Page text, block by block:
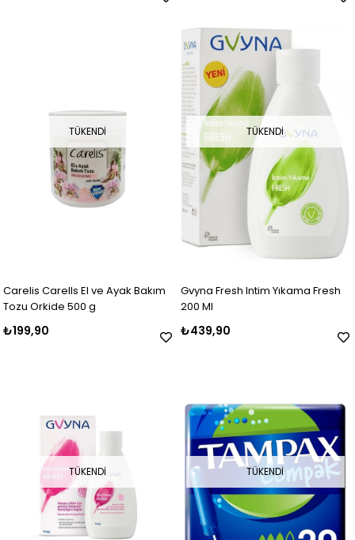
TÜKENDI
Carelis Carells El ve Ayak Bakım
Tozu Orkide 500 g
₺199,90
TÜKENDI
Gvyna Fresh Intim Yıkama Fresh
200 Ml
₺439,90
TÜKENDI TÜKENDI